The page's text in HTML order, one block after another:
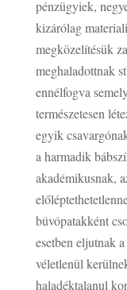
pénzügyiek,
kizárólag
megközelítésük
meghaladottnak
ennélfogva
természetesen
egyik
a harmadik
akadémikusnak,
búvópatakként
esetben eljutnak
véletlenül
haladéktalanul